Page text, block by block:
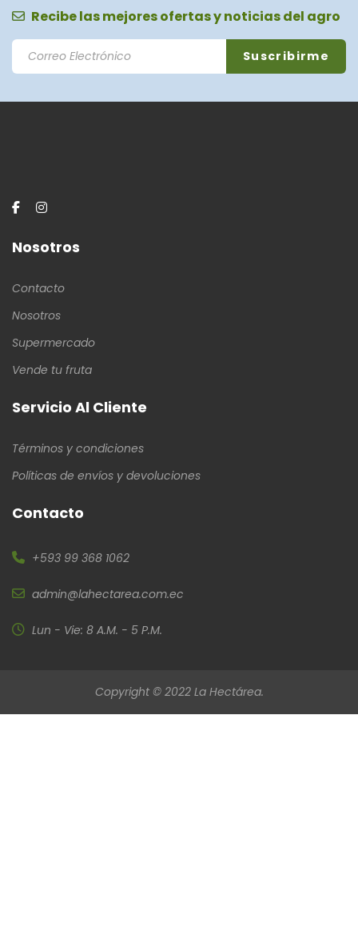
Recibe las mejores ofertas y noticias del agro
Nosotros
Contacto
Nosotros
Supermercado
Vende tu fruta
Servicio Al Cliente
Términos y condiciones
Políticas de envíos y devoluciones
Contacto
+593 99 368 1062
admin@lahectarea.com.ec
Lun - Vie: 8 A.M. - 5 P.M.
Copyright © 2022 La Hectárea.